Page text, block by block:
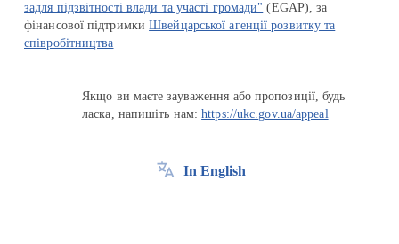
задля підзвітності влади та участі громади" (EGAP), за
фінансової підтримкиШвейцарської агенції розвитку та
співробітництва
Якщо ви маєте зауваження або пропозиції, будь
ласка, напишіть нам:https://ukc.gov.ua/appeal
In English